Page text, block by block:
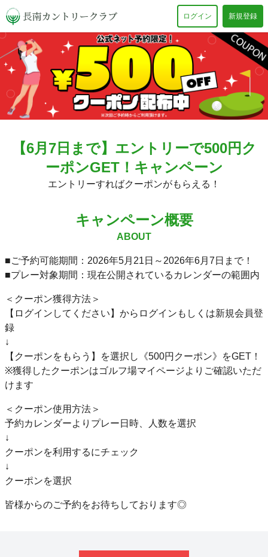
ログイン 新規登録
【6月7日まで】エントリーで500円ク
ーポンGET！キャンペーン
エントリーすればクーポンがもらえる！
キャンペーン概要
ABOUT
■ご予約可能期間：2026年5月21日～2026年6月7日まで！
■プレー対象期間：現在公開されているカレンダーの範囲内
＜クーポン獲得方法＞
【ログインしてください】からログインもしくは新規会員登
録
↓
【クーポンをもらう】を選択し《500円クーポン》をGET！
※獲得したクーポンはゴルフ場マイページよりご確認いただ
けます
＜クーポン使用方法＞
予約カレンダーよりプレー日時、人数を選択
↓
クーポンを利用するにチェック
↓
クーポンを選択
皆様からのご予約をお待ちしております◎